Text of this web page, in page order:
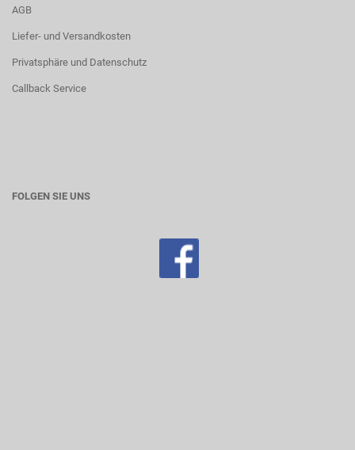
AGB
Liefer- und Versandkosten
Privatsphäre und Datenschutz
Callback Service
FOLGEN SIE UNS